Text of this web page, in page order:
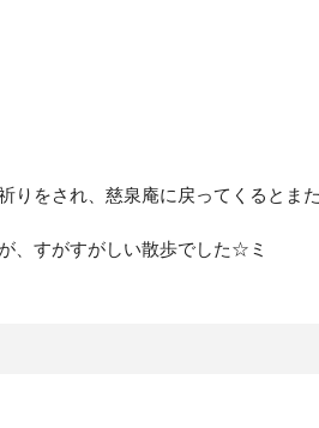
りをされ、慈泉庵に戻ってくるとま
、すがすがしい散歩でした☆ミ